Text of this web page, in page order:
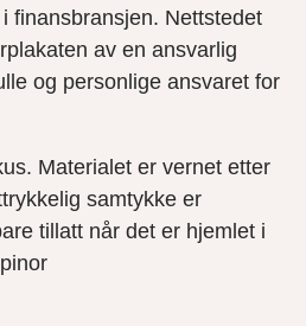
finansbransjen. Nettstedet
av en ansvarlig
og personlige ansvaret for
Materialet er vernet etter
samtykke er
tillatt når det er hjemlet i